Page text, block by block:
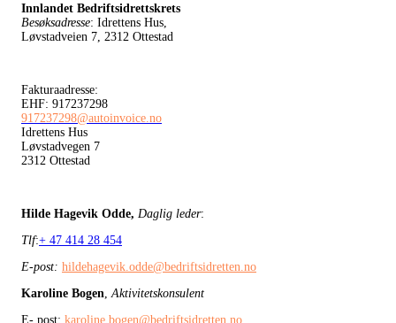
Innlandet Bedriftsidrettskrets
Besøksadresse: Idrettens Hus,
Løvstadveien 7, 2312 Ottestad
Fakturaadresse:
EHF: 917237298
917237298@autoinvoice.no
Idrettens Hus
Løvstadvegen 7
2312 Ottestad
Hilde Hagevik Odde, Daglig leder:
Tlf:+ 47 414 28 454
E-post: hildehagevik.odde@bedriftsidretten.no
Karoline Bogen Aktivitetskonsulent
E- post: karoline.bogen@bedriftsidretten.no